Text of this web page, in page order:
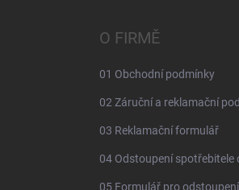
O FIRMĚ
01 Obchodní podmínky
02 Záruční a reklamační
03 Reklamační formulář
04 Odstoupení spotřebitele
05 Formulář pro